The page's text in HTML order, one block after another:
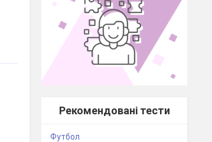
Рекомендовані тести
Футбол